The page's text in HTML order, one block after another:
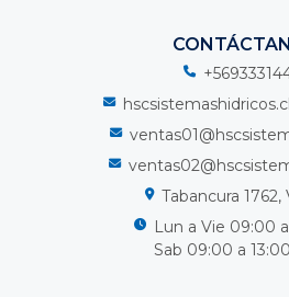
Tabancura 1762,
Lun a Vie 09:00
Sab 09:00 a